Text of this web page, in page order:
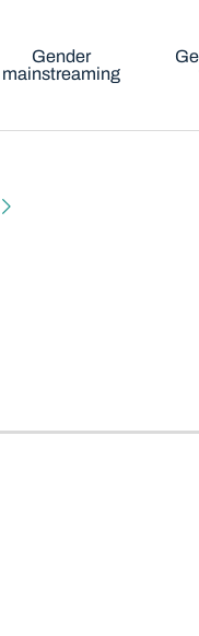
Gender
mainstreaming